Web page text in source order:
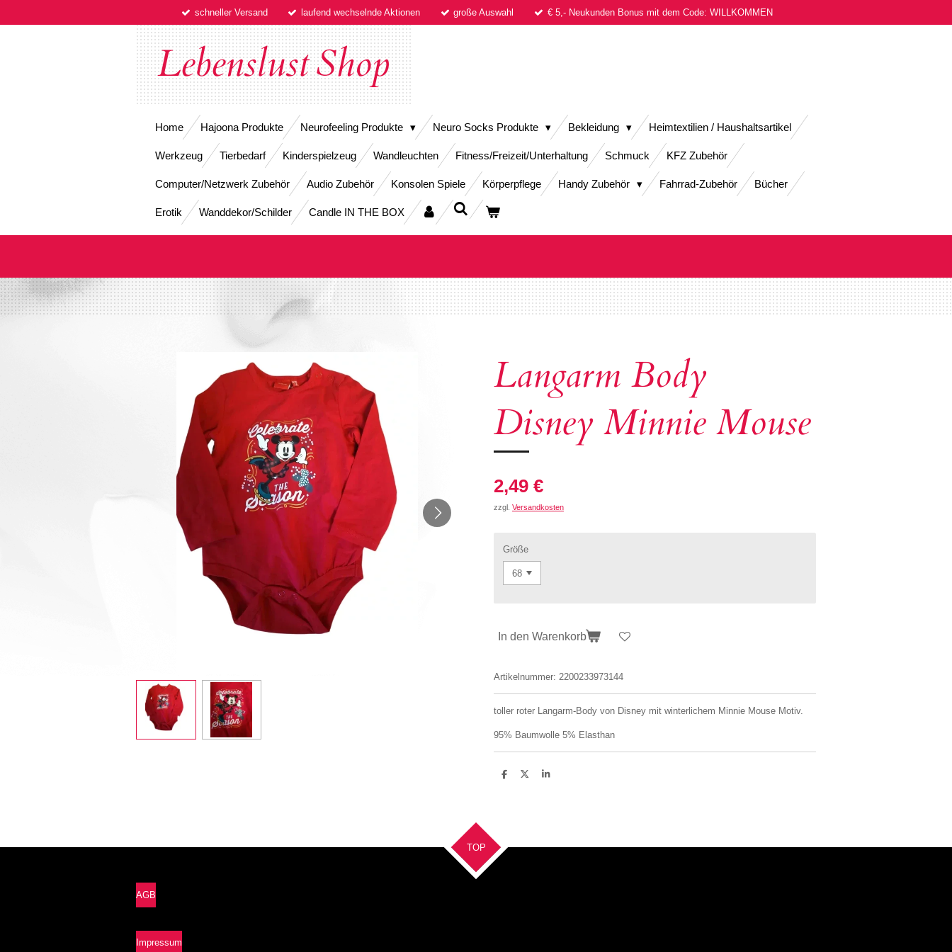
schneller Versand laufend wechselnde Aktionen große Auswahl € 5,- Neukunden Bonus mit dem Code: WILLKOMMEN
LebenslustShop
Home Hajoona Produkte Neurofeeling Produkte Neuro Socks Produkte Bekleidung Heimtextilien / Haushaltsartikel
Werkzeug Tierbedarf Kinderspielzeug Wandleuchten Fitness/Freizeit/Unterhaltung Schmuck KFZ Zubehör
Computer/Netzwerk Zubehör Audio Zubehör Konsolen Spiele Körperpflege Handy Zubehör Fahrrad-Zubehör Bücher
Erotik Wanddekor/Schilder Candle IN THE BOX
Langarm Body
Disney Minnie Mouse
2,49 €
zzgl. Versandkosten
Größe
In den Warenkorb
Artikelnummer: 2200233973144
toller roter Langarm-Body von Disney mit winterlichem Minnie Mouse Motiv.
95% Baumwolle 5% Elasthan
T
T
T
TOP
AGB
Impressum